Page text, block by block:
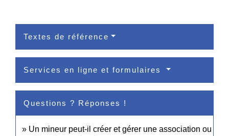
Textes de référence
Services en ligne et formulaires
Questions ? Réponses !
Un mineur peut-il créer et gérer une association ou